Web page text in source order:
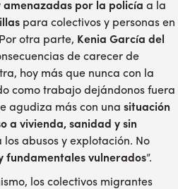
amenazadas por la policía a la
para colectivos y personas en
otra parte, Kenia García del
de carecer de
hoy más que nunca con la
como trabajo dejándonos fuera
agudiza más con una situación
a vivienda, sanidad y sin
abusos y explotación. No
fundamentales vulnerados”.
los colectivos migrantes